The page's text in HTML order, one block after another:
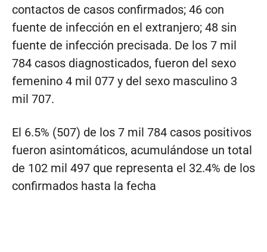
contactos de casos confirmados; 46 con
fuente de infección en el extranjero; 48 sin
fuente de infección precisada. De los 7 mil
784 casos diagnosticados, fueron del sexo
femenino 4 mil 077 y del sexo masculino 3
mil 707.
El 6.5% (507) de los 7 mil 784 casos positivos
fueron asintomáticos, acumulándose un total
de 102 mil 497 que representa el 32.4% de los
confirmados hasta la fecha